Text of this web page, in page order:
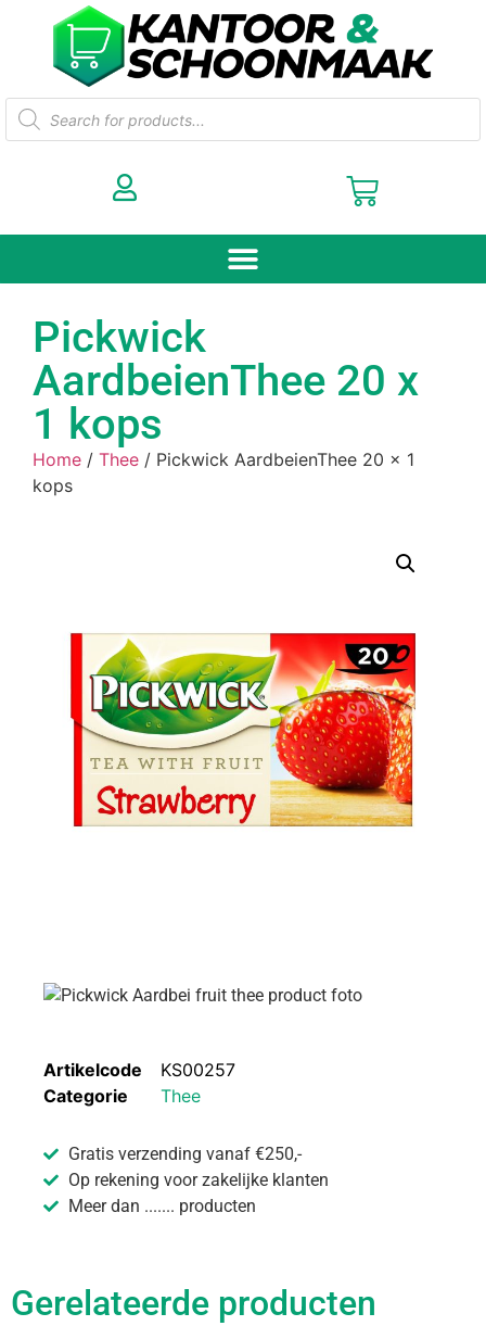
Pickwick
AardbeienThee 20 x
1 kops
Home / Thee / Pickwick AardbeienThee 20 x 1
kops
Artikelcode
KS00257
Categorie
Thee
Gratis verzending vanaf €250,-
Op rekening voor zakelijke klanten
Meer dan ....... producten
Gerelateerde producten